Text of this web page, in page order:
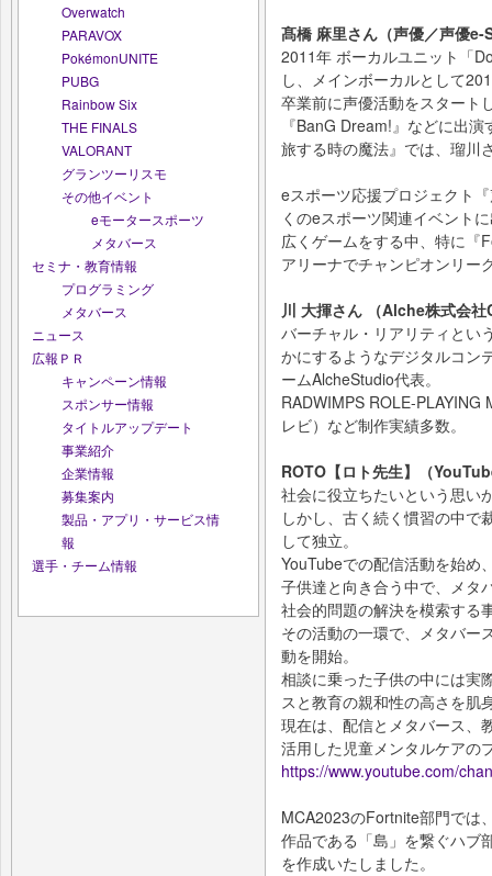
Overwatch
PARAVOX
PokémonUNITE
PUBG
Rainbow Six
THE FINALS
VALORANT
グランツーリスモ
その他イベント
eモータースポーツ
メタバース
セミナ・教育情報
プログラミング
メタバース
ニュース
広報ＰＲ
キャンペーン情報
スポンサー情報
タイトルアップデート
事業紹介
企業情報
募集案内
製品・アプリ・サービス情
報
選手・チーム情報
髙橋 麻里さん（声優／声優
2011年 ボーカルユニット「
し、メインボーカルとして
卒業前に声優活動をスタート
『BanG Dream!』などに出
旅する時の魔法』では、瑠川
eスポーツ応援プロジェクト
くのeスポーツ関連イベント
広くゲームをする中、特に『
アリーナでチャンピオンリー
川 大揮さん （Alche株式会社
バーチャル・リアリティとい
かにするようなデジタルコン
ームAlcheStudio代表。
RADWIMPS ROLE-PLAYING
レビ）など制作実績多数。
ROTO【ロト先生】（
社会に役立ちたいという思い
しかし、古く続く慣習の中で
して独立。
YouTubeでの配信活動を始め
子供達と向き合う中で、メタ
社会的問題の解決を模索する
その活動の一環で、メタバー
動を開始。
相談に乗った子供の中には実
スと教育の親和性の高さを肌
現在は、配信とメタバース、
活用した児童メンタルケアの
https://www.youtube.com/
MCA2023のFortnite部門では
作品である「島」を繋ぐハブ
を作成いたしました。